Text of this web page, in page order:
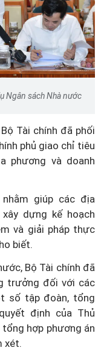
Ngân sách Nhà nước
Tài chính đã phối
phủ giao chỉ tiêu
phương và doanh
giúp các địa
dựng kế hoạch
và giải pháp thực
biết.
Bộ Tài chính đã
trưởng đối với các
số tập đoàn, tổng
định của Thủ
hợp phương án
xét.